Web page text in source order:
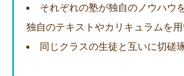
それぞれの塾が独自のノウハウ
独自のテキストやカリキュラムを
同じクラスの生徒と互いに切磋